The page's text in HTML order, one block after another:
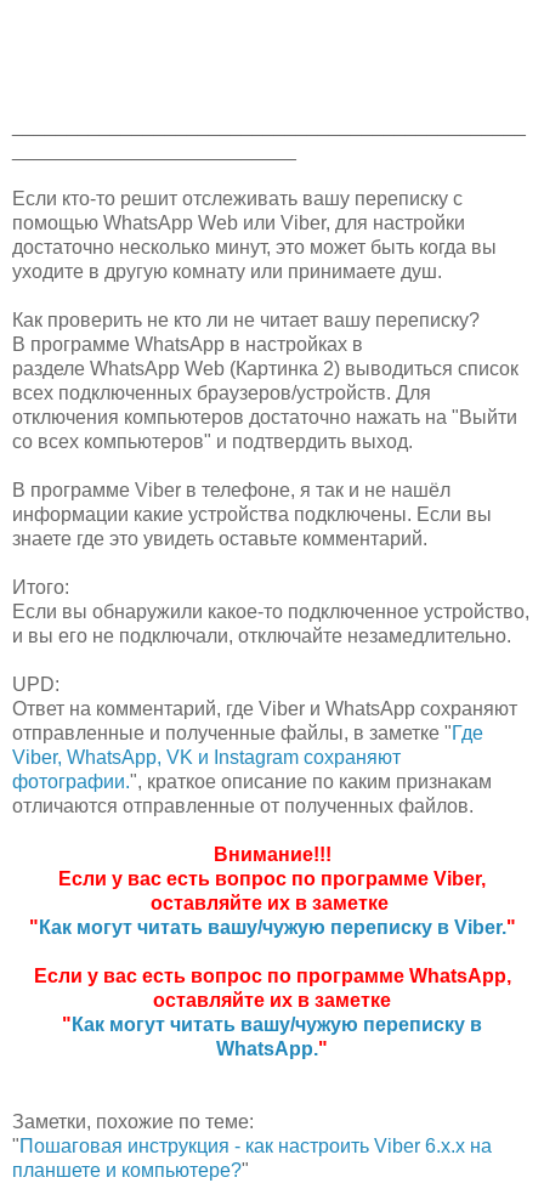
Если кто-то решит отслеживать вашу переписку с
помощью WhatsApp Web или Viber, для настройки
достаточно несколько минут, это может быть когда вы
уходите в другую комнату или принимаете душ.
Как проверить не кто ли не читает вашу переписку?
В программе WhatsApp в настройках в
разделе WhatsApp Web (Картинка 2) выводиться список
всех подключенных браузеров/устройств. Для
отключения компьютеров достаточно нажать на "Выйти
со всех компьютеров" и подтвердить выход.
В программе Viber в телефоне, я так и не нашёл
информации какие устройства подключены. Если вы
знаете где это увидеть оставьте комментарий.
Итого:
Если вы обнаружили какое-то подключенное устройство,
и вы его не подключали, отключайте незамедлительно.
UPD:
Ответ на комментарий, где Viber и WhatsApp сохраняют
отправленные и полученные файлы, в заметке "Где
Viber, WhatsApp, VK и Instagram сохраняют
фотографии.", краткое описание по каким признакам
отличаются отправленные от полученных файлов.
Внимание!!!
Если у вас есть вопрос по программе Viber,
оставляйте их в заметке
" Как могут читать вашу/чужую переписку в Viber."
Если у вас есть вопрос по программе WhatsApp,
оставляйте их в заметке
" Как могут читать вашу/чужую переписку в
WhatsApp."
Заметки, похожие по теме:
"Пошаговая инструкция - как настроить Viber 6.х.х на
планшете и компьютере?"